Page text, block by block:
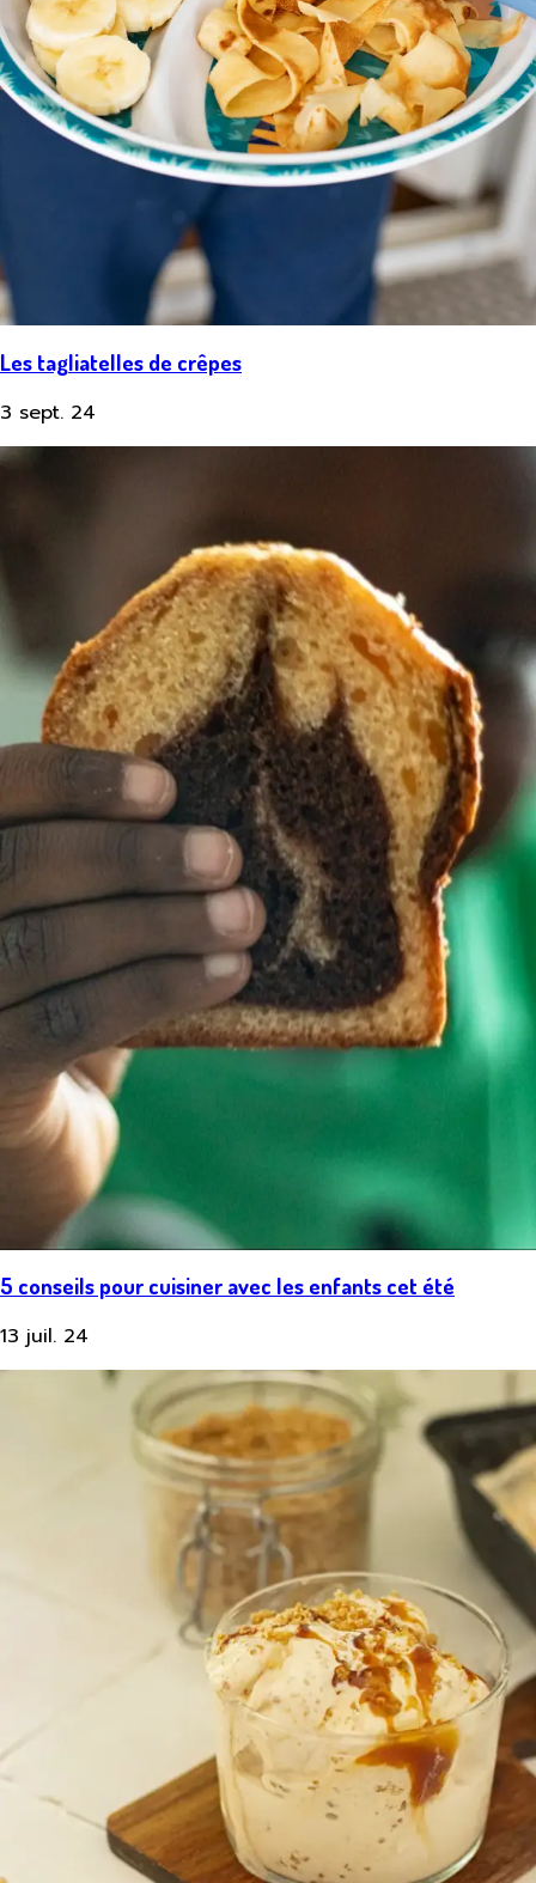
Les tagliatelles de crêpes
3 sept. 24
5 conseils pour cuisiner avec les enfants cet été
13 juil. 24